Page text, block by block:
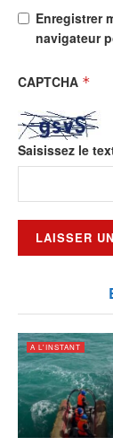
Enregistrer
navigateur
CAPTCHA *
Saisissez le
A L'INSTANT